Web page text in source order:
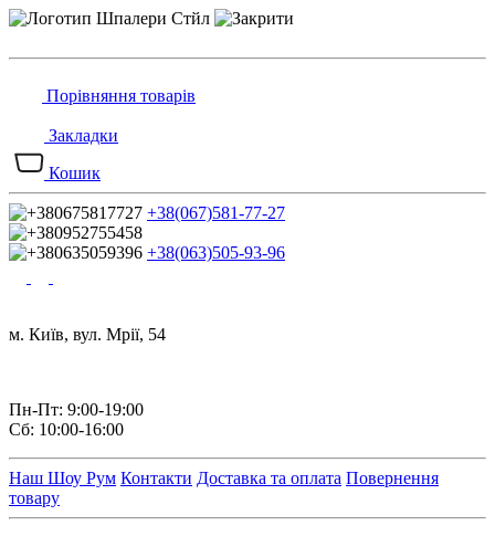
Порівняння товарів
Закладки
Кошик
+38(067)581-77-27
+38(063)505-93-96
м. Київ, вул. Мрії, 54
Пн-Пт: 9:00-19:00
Сб: 10:00-16:00
Наш Шоу Рум Контакти Доставка та оплата Повернення
товару